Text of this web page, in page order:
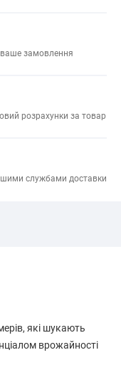
замовлення
розрахунки за товар
службами доставки
які шукають
врожайності